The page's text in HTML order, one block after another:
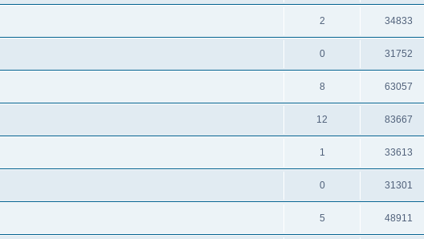
2 34833
0 31752
8 63057
12 83667
1 33613
0 31301
5 48911